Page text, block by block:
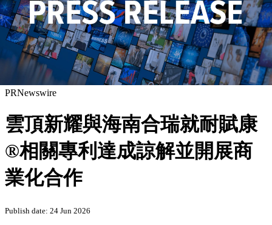
PRNewswire
雲頂新耀與海南合瑞就耐賦康
®相關專利達成諒解並開展商
業化合作
Publish date: 24 Jun 2026